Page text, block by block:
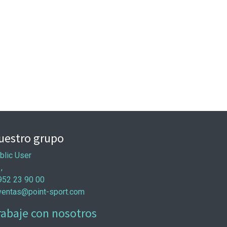
grupo
User
23 90 00
sport.com
con nosotros